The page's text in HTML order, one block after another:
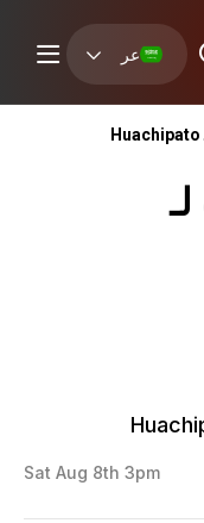
عر
Sat Aug 8th 3pm